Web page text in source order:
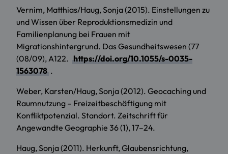
Vernim, Matthias/Haug, Sonja (2015). Einstellungen zu
und Wissen über Reproduktionsmedizin und
Familienplanung bei Frauen mit
Migrationshintergrund. Das Gesundheitswesen (77
(08/09), A122. https://doi.org/10.1055/s-0035-
1563078 .
Weber, Karsten/Haug, Sonja (2012). Geocaching und
Raumnutzung – Freizeitbeschäftigung mit
Konfliktpotenzial. Standort. Zeitschrift für
Angewandte Geographie 36 (1), 17–24.
Haug, Sonja (2011). Herkunft, Glaubensrichtung,